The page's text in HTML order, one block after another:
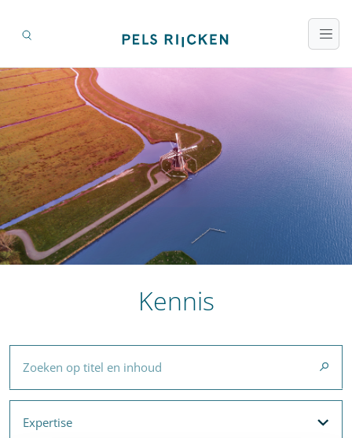
Kennis
Zoeken op titel en inhoud
Expertise
Expertise
Filteropties
Met filters voor
Expertise
en
Thema's